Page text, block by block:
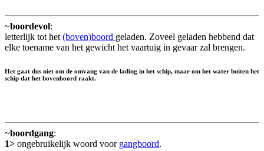
~boordevol:
letterlijk tot het (boven)boord geladen. Zoveel geladen hebbend dat
elke toename van het gewicht het vaartuig in gevaar zal brengen.
Het gaat dus niet om de omvang van de lading in het schip, maar om het water buiten het
schip dat het bovenboord raakt.
~boordgang:
1> ongebruikelijk woord voor gangboord.